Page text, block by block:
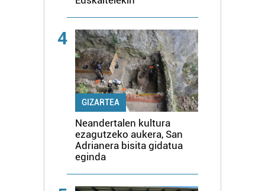
4
GIZARTEA
Neandertalen kultura
ezagutzeko aukera, San
Adrianera bisita gidatua
eginda